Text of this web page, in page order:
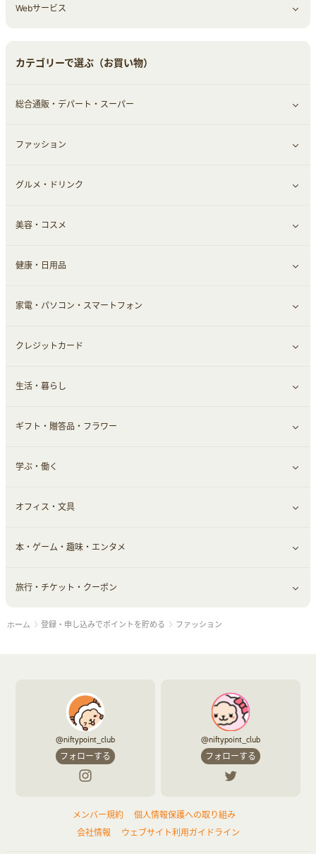
車情報・カーシェア・レンタル
ゲーム・趣味
すべて見る
Webサービス
カテゴリーで選ぶ（お買い物）
総合通販・デパート・スーパー
すべて見る
総合通販
デパート・スーパー
ファッション
すべて見る
ファッション
インナー・下着
靴・フットウェア
小物・かばん
スーツ・フォーマル
グルメ・ドリンク
すべて見る
グルメ
ドリンク
お酒
食材宅配
美容・コスメ
すべて見る
スキンケア
メイクアップ
ヘアケア
メンズ美容
美容・ダイエット用品
脱毛用品
美容食品
健康・日用品
すべて見る
健康食品｜青汁・飲料
健康食品｜乳酸菌・ケフィア
健康食品｜その他
スポーツ・フィットネス
日用品・薬局・からだ
家電・パソコン・スマートフォン
すべて見る
家電・パソコン・ソフトウェア
スマホ・携帯電話・SIM
クレジットカード
すべて見る
クレジットカード
生活・暮らし
すべて見る
車情報・カーシェア・レンタル
お役立ち
生活雑貨・家具インテリア
赤ちゃん・こども・マタニティ
ペット
ギフト・贈答品・フラワー
すべて見る
ギフト・贈答品
フラワー
学ぶ・働く
すべて見る
習い事・学習・学校
オフィス・文具
すべて見る
オフィス・文具
本・ゲーム・趣味・エンタメ
すべて見る
ゲーム・趣味
旅行・チケット・クーポン
すべて見る
チケット・クーポン・チラシ
ホーム 登録・申し込みでポイントを貯める ファッション
@niftypoint_club
フォローする
@niftypoint_club
フォローする
メンバー規約
個人情報保護への取り組み
会社情報
ウェブサイト利用ガイドライン